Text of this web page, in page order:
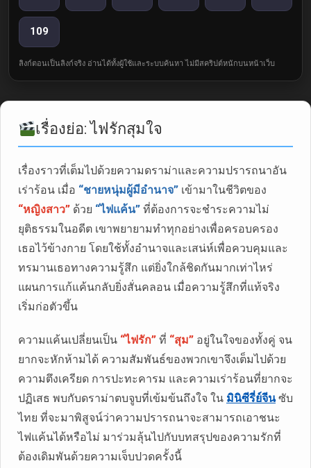
109
ลิงก์ตอนเป็นลิงก์จริง อ่านได้ทั้งผู้ใช้และระบบค้นหา ไม่มีสคริปต์หนักบนหน้าเว็บ
เรื่องย่อ: ไฟรักสุมใจ
เรื่องราวที่เต็มไปด้วยความดราม่าและความปรารถนาอัน
เร่าร้อน เมื่อ “ชายหนุ่มผู้มีอำนาจ” เข้ามาในชีวิตของ
“หญิงสาว” ด้วย “ไฟแค้น” ที่ต้องการจะชำระความไม่
ยุติธรรมในอดีต เขาพยายามทำทุกอย่างเพื่อครอบครอง
เธอไว้ข้างกาย โดยใช้ทั้งอำนาจและเสน่ห์เพื่อควบคุมและ
ทรมานเธอทางความรู้สึก แต่ยิ่งใกล้ชิดกันมากเท่าไหร่
แผนการแก้แค้นกลับยิ่งสั่นคลอน เมื่อความรู้สึกที่แท้จริง
เริ่มก่อตัวขึ้น
ความแค้นเปลี่ยนเป็น “ไฟรัก” ที่ “สุม” อยู่ในใจของทั้งคู่ จน
ยากจะหักห้ามได้ ความสัมพันธ์ของพวกเขาจึงเต็มไปด้วย
ความตึงเครียด การปะทะคารม และความเร่าร้อนที่ยากจะ
ปฏิเสธ พบกับดราม่าตบจูบที่เข้มข้นถึงใจ ใน มินิซีรี่ย์จีนซับ
ไทย ที่จะมาพิสูจน์ว่าความปรารถนาจะสามารถเอาชนะ
ไฟแค้นได้หรือไม่ มาร่วมลุ้นไปกับบทสรุปของความรักที่
ต้องเดิมพันด้วยความเจ็บปวดครั้งนี้